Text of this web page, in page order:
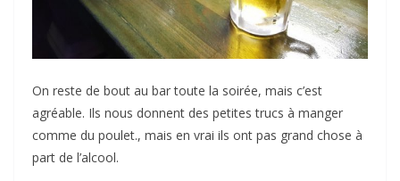
On reste de bout au bar toute la soirée, mais c’est
agréable. Ils nous donnent des petites trucs à manger
comme du poulet., mais en vrai ils ont pas grand chose à
part de l’alcool.